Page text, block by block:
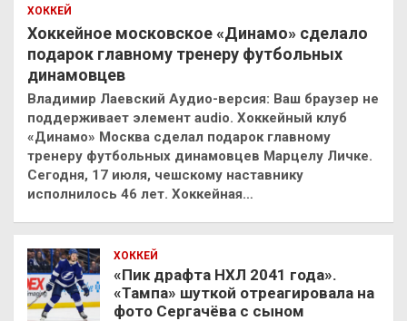
ХОККЕЙ
Хоккейное московское «Динамо» сделало
подарок главному тренеру футбольных
динамовцев
Владимир Лаевский Аудио-версия: Ваш браузер не
поддерживает элемент audio. Хоккейный клуб
«Динамо» Москва сделал подарок главному
тренеру футбольных динамовцев Марцелу Личке.
Сегодня, 17 июля, чешскому наставнику
исполнилось 46 лет. Хоккейная…
ХОККЕЙ
«Пик драфта НХЛ 2041 года».
«Тампа» шуткой отреагировала на
фото Сергачёва с сыном